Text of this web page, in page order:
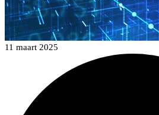
11 maart 2025